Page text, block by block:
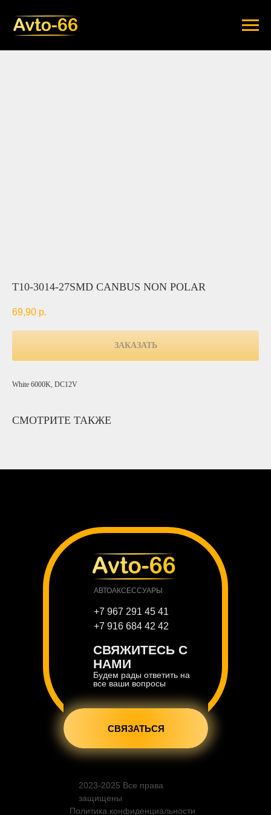
T10-3014-27SMD CANBUS NON POLAR
69,90 р.
ЗАКАЗАТЬ
White 6000K, DC12V
СМОТРИТЕ ТАКЖЕ
2023-2025 Все права
защищены
Политика конфиденциальности
СВЯЗАТЬСЯ
Будем рады ответить на
все ваши вопросы
СВЯЖИТЕСЬ С
НАМИ
АВТОАКСЕССУАРЫ
+7 967 291 45 41
+7 916 684 42 42